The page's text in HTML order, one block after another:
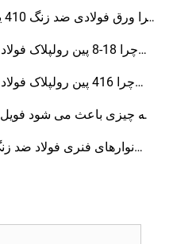
ترازبندی دقیق، استحکام
چرا 18-8 پین
چرا 416 پین
چه چیزی باعث می شود
به
نوارهای فنری فولاد ضد